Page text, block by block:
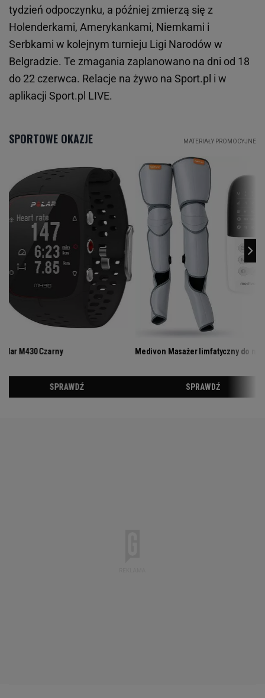
tydzień odpoczynku, a później zmierzą się z
Holenderkami, Amerykankami, Niemkami i
Serbkami w kolejnym turnieju Ligi Narodów w
Belgradzie. Te zmagania zaplanowano na dni od 18
do 22 czerwca. Relacje na żywo na Sport.pl i w
aplikacji Sport.pl LIVE.